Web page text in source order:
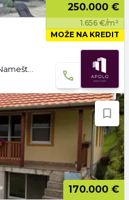
250.000 €
1.656 €/m²
MOŽE NA KREDIT
Agencija • Troeatažna • Uknjižen • Namešteno • Garaža i parking
170.000 €